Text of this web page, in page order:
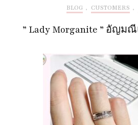
BLOG , CUSTOMERS ,
” Lady Morganite ” อัญม